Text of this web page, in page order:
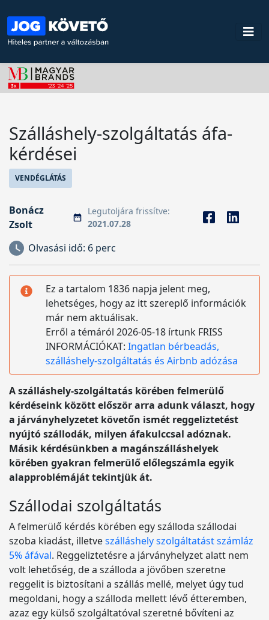
Szálláshely-szolgáltatás áfa-
kérdései
VENDÉGLÁTÁS
Bonácz
Zsolt
Legutoljára frissítve:
2021.07.28
Olvasási idő: 6 perc
Ez a tartalom 1836 napja jelent meg,
lehetséges, hogy az itt szereplő információk
már nem aktuálisak.
Erről a témáról 2026-05-18 írtunk FRISS
INFORMÁCIÓKAT: Ingatlan bérbeadás,
szálláshely-szolgáltatás és Airbnb adózása
A szálláshely-szolgáltatás körében felmerülő
kérdéseink között először arra adunk választ, hogy
a járványhelyzetet követőn ismét reggeliztetést
nyújtó szállodák, milyen áfakulccsal adóznak.
Másik kérdésünkben a magánszálláshelyek
körében gyakran felmerülő előlegszámla egyik
alapproblémáját tekintjük át.
Szállodai szolgáltatás
A felmerülő kérdés körében egy szálloda szállodai
szoba kiadást, illetveszálláshely szolgáltatást számláz
5% áfával. Reggeliztetésre a járványhelyzet alatt nem
volt lehetőség, de a szálloda a jövőben szeretne
reggelit is biztosítani a szállás mellé, melyet úgy tud
megoldani, hogy a szálloda mellett lévő étteremben,
azaz egy külső szolgáltatóval szeretné bővíteni az